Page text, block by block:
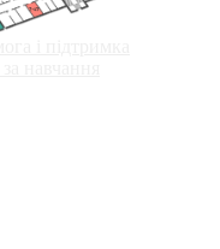
і підтримка